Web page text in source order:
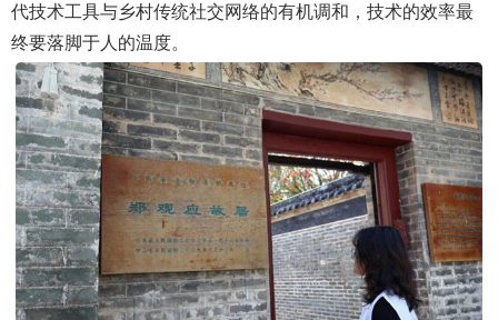
代技术工具与乡村传统社交网络的有机调和，技术的效率最
终要落脚于人的温度。